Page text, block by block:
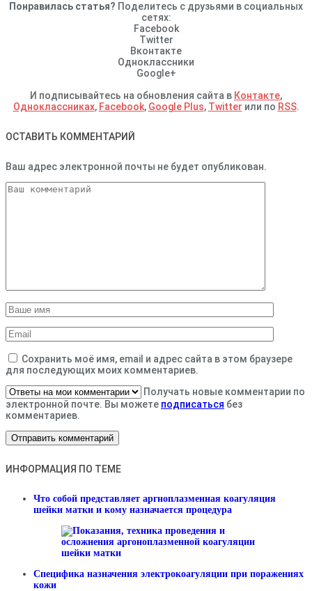
Понравилась статья? Поделитесь с друзьями в социальных
сетях:
Facebook
Twitter
Вконтакте
Одноклассники
Google+
И подписывайтесь на обновления сайта в Контакте,
Одноклассниках, Facebook, Google Plus, Twitter или по RSS.
ОСТАВИТЬ КОММЕНТАРИЙ
Ваш адрес электронной почты не будет опубликован.
Сохранить моё имя, email и адрес сайта в этом браузере
для последующих моих комментариев.
Получать новые комментарии по
электронной почте. Вы можете подписаться без
комментариев.
ИНФОРМАЦИЯ ПО ТЕМЕ
Что собой представляет аргноплазменная коагуляция
шейки матки и кому назначается процедура
Специфика назначения электрокоагуляции при поражениях
кожи